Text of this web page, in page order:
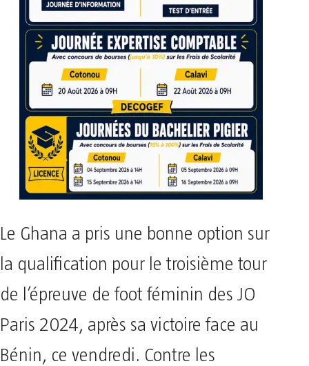
Le Ghana a pris une bonne option sur
la qualification pour le troisième tour
de l’épreuve de foot féminin des JO
Paris 2024, après sa victoire face au
Bénin, ce vendredi. Contre les